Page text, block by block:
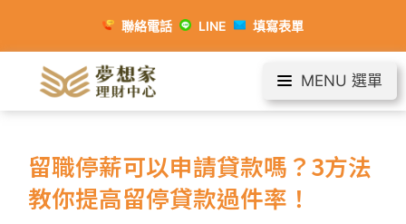
聯絡電話 LINE 填寫表單
MENU 選單
留職停薪可以申請貸款嗎？3方法
教你提高留停貸款過件率！